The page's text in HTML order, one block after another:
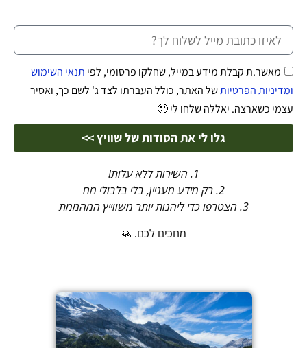
מאשר.ת קבלת מידע במייל, שחלקו פרסומי, לפי תנאי השימוש
ומדיניות הפרטיותשל האתר, כולל העברתו לצד ג' לשם כך, ואסיר
עצמי כשארצה. יאללה שלחו לי 🙂
גלו לי את הסודות של שוויץ >>
1. השירות ללא עלות!
2. רק מידע מעניין, בלי בלבולי מח
3. הצטרפו כדי ליהנות יותר משווייץ המהממת
מחכים לכם. 🙏